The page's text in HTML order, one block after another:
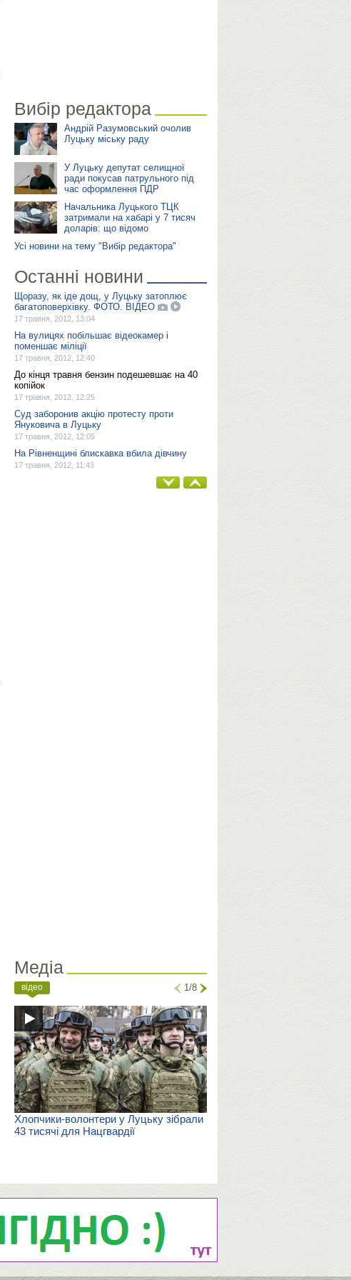
Вибір редактора
Андрій Разумовський очолив
Луцьку міську раду
У Луцьку депутат селищної
ради покусав патрульного під
час оформлення ПДР
Начальника Луцького ТЦК
затримали на хабарі у 7 тисяч
доларів: що відомо
Усі новини на тему "Вибір редактора"
Останні новини
Щоразу, як іде дощ, у Луцьку затоплює
багатоповерхівку. ФОТО. ВІДЕО
17 травня, 2012, 13:04
На вулицях побільшає відеокамер і
поменшає міліції
17 травня, 2012, 12:40
До кінця травня бензин подешевшає на 40
копійок
17 травня, 2012, 12:25
Суд заборонив акцію протесту проти
Януковича в Луцьку
17 травня, 2012, 12:05
На Рівненщині блискавка вбила дівчину
17 травня, 2012, 11:43
Медіа
відео 1/8
Хлопчики-волонтери у Луцьку зібрали
43 тисячі для Нацгвардії